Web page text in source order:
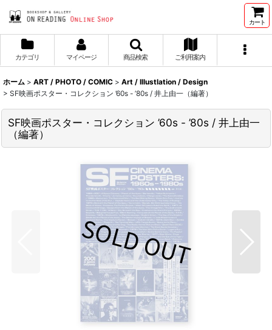
カート
カテゴリ マイページ 商品検索 ご利用案内
ホーム > ART / PHOTO / COMIC > Art / Illustlation / Design
> SF映画ポスター・コレクション ’60s - ’80s / 井上由一（編著）
SF映画ポスター・コレクション ’60s - ’80s / 井上由一
（編著）